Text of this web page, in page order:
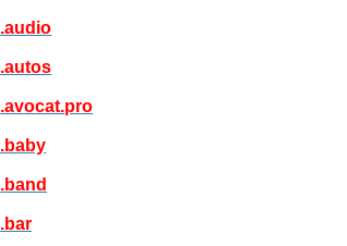
.audio
.autos
.avocat.pro
.baby
.band
.bar